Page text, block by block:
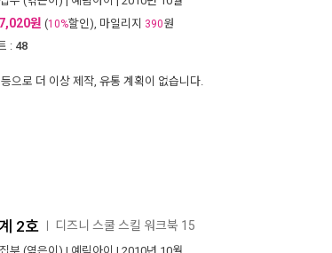
7,020원 (10%할인), 마일리지 390원
: 48
으로 더 이상 제작, 유통 계획이 없습니다.
2호 디즈니 스쿨 스킬 워크북 15